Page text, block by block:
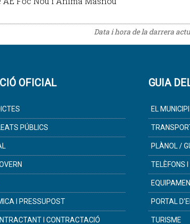
Data i hora de la darrera
OFICIAL
PÚBLICS
I PRESSUPOST
I CONTRACTACIÓ
GUIA
EL MUNICIPI
PLÀNOL /
TELÈFONS
PORTAL
TURISME